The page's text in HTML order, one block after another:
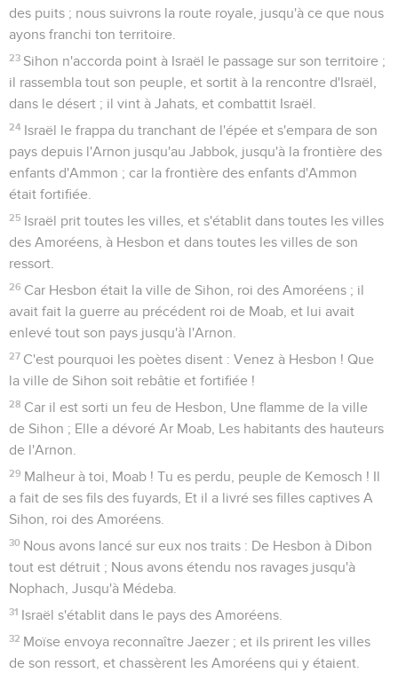
des puits ; nous suivrons la route royale, jusqu'à ce que nous
ayons franchi ton territoire.
23 Sihon n'accorda point à Israël le passage sur son territoire ;
il rassembla tout son peuple, et sortit à la rencontre d'Israël,
dans le désert ; il vint à Jahats, et combattit Israël.
24 Israël le frappa du tranchant de l'épée et s'empara de son
pays depuis l'Arnon jusqu'au Jabbok, jusqu'à la frontière des
enfants d'Ammon ; car la frontière des enfants d'Ammon
était fortifiée.
25 Israël prit toutes les villes, et s'établit dans toutes les villes
des Amoréens, à Hesbon et dans toutes les villes de son
ressort.
26 Car Hesbon était la ville de Sihon, roi des Amoréens ; il
avait fait la guerre au précédent roi de Moab, et lui avait
enlevé tout son pays jusqu'à l'Arnon.
27 C'est pourquoi les poètes disent : Venez à Hesbon ! Que
la ville de Sihon soit rebâtie et fortifiée !
28 Car il est sorti un feu de Hesbon, Une flamme de la ville
de Sihon ; Elle a dévoré Ar Moab, Les habitants des hauteurs
de l'Arnon.
29 Malheur à toi, Moab ! Tu es perdu, peuple de Kemosch ! Il
a fait de ses fils des fuyards, Et il a livré ses filles captives A
Sihon, roi des Amoréens.
30 Nous avons lancé sur eux nos traits : De Hesbon à Dibon
tout est détruit ; Nous avons étendu nos ravages jusqu'à
Nophach, Jusqu'à Médeba.
31 Israël s'établit dans le pays des Amoréens.
32 Moïse envoya reconnaître Jaezer ; et ils prirent les villes
de son ressort, et chassèrent les Amoréens qui y étaient.